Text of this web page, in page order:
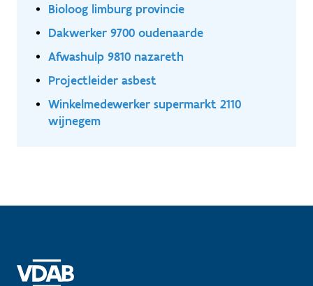
Bioloog limburg provincie
Dakwerker 9700 oudenaarde
Afwashulp 9810 nazareth
Projectleider asbest
Winkelmedewerker supermarkt 2110
wijnegem